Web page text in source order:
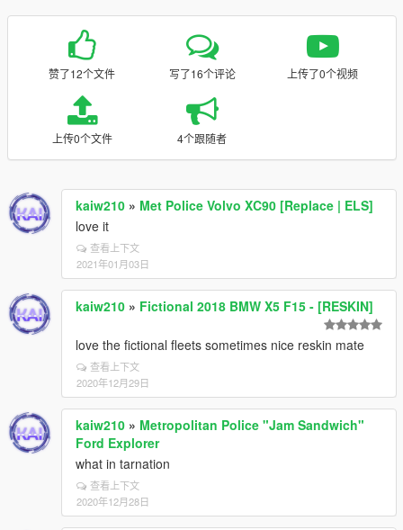
赞了12个文件 写了16个评论 上传了0个视频
上传0个文件 4个跟随者
kaiw210 » Met Police Volvo XC90 [Replace | ELS]
love it
查看上下文
2021年01月03日
kaiw210 » Fictional 2018 BMW X5 F15 - [RESKIN]
love the fictional fleets sometimes nice reskin mate
查看上下文
2020年12月29日
kaiw210 » Metropolitan Police "Jam Sandwich"
Ford Explorer
what in tarnation
查看上下文
2020年12月28日